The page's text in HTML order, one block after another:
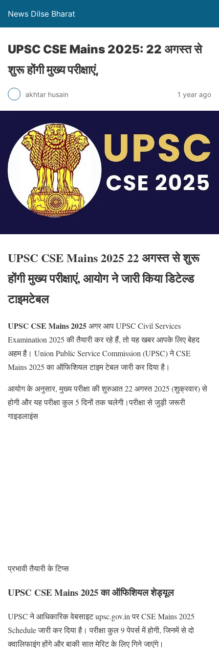
News Dilse Bharat
UPSC CSE Mains 2025: 22 अगस्त से
शुरू होंगी मुख्य परीक्षाएं,
akhtar husain 1 year ago
UPSC CSE Mains 2025 22 अगस्त से शुरू
होंगी मुख्य परीक्षाएं, आयोग ने जारी किया डिटेल्ड
टाइमटेबल
UPSC CSE Mains 2025अगर आप UPSC Civil Services
Examination 2025 की तैयारी कर रहे हैं, तो यह खबर आपके लिए बेहद
अहम है। Union Public Service Commission (UPSC) ने CSE
Mains 2025 का ऑफिशियल टाइम टेबल जारी कर दिया है।
आयोग के अनुसार, मुख्य परीक्षा की शुरुआत 22 अगस्त 2025 (शुक्रवार) से
होगी और यह परीक्षा कुल 5 दिनों तक चलेगी।परीक्षा से जुड़ी जरूरी
गाइडलाइंस
प्रभावी तैयारी के टिप्स
UPSC CSE Mains 2025 का ऑफिशियल शेड्यूल
UPSC ने आधिकारिक वेबसाइट upsc.gov.in पर CSE Mains 2025
Schedule जारी कर दिया है। परीक्षा कुल 9 पेपर्स में होगी, जिनमें से दो
क्वालिफाइंग होंगे और बाकी सात मेरिट के लिए गिने जाएंगे।